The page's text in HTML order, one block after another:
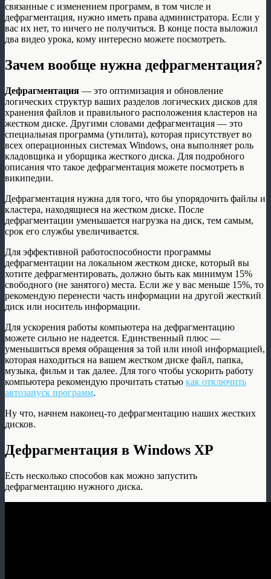
связанные с изменением программ, в том числе и
дефрагментация, нужно иметь права администратора. Если у
вас их нет, то ничего не получиться. В конце поста выложил
два видео урока, кому интересно можете посмотреть.
Зачем вообще нужна дефрагментация?
Дефрагментация — это оптимизация и обновление
логических структур ваших разделов логических дисков для
хранения файлов и правильного расположения кластеров на
жестком диске. Другими словами дефрагментация — это
специальная программа (утилита), которая присутствует во
всех операционных системах Windows, она выполняет роль
кладовщика и уборщика жесткого диска. Для подробного
описания что такое дефрагментация можете посмотреть в
википедии.
Дефрагментация нужна для того, что бы упорядочить файлы и
кластера, находящиеся на жестком диске. После
дефрагментации уменьшается нагрузка на диск, тем самым,
срок его службы увеличивается.
Для эффективной работоспособности программы
дефрагментации на локальном жестком диске, который вы
хотите дефрагментировать, должно быть как минимум 15%
свободного (не занятого) места. Если же у вас меньше 15%, то
рекомендую перенести часть информации на другой жесткий
диск или носитель информации.
Для ускорения работы компьютера на дефрагментацию
можете сильно не надеется. Единственный плюс —
уменьшиться время обращения за той или иной информацией,
которая находиться на вашем жестком диске файл, папка,
музыка, фильм и так далее. Для того чтобы ускорить работу
компьютера рекомендую прочитать статью как отключить
автозапуск программ.
Ну что, начнем наконец-то дефрагментацию наших жестких
дисков.
Дефрагментация в Windows XP
Есть несколько способов как можно запустить
дефрагментацию нужного диска.